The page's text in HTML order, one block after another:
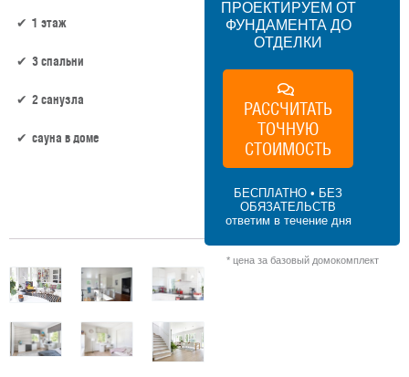
1 этаж
3 спальни
2 санузла
сауна в доме
ПРОЕКТИРУЕМ ОТ
ФУНДАМЕНТА ДО
ОТДЕЛКИ
РАССЧИТАТЬ
ТОЧНУЮ
СТОИМОСТЬ
БЕСПЛАТНО • БЕЗ
ОБЯЗАТЕЛЬСТВ
ответим в течение дня
* цена за базовый домокомплект